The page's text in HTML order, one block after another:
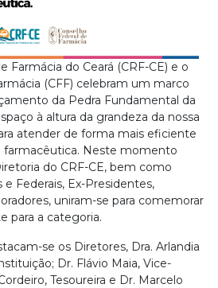
Farmácia do Ceará (CRF-CE) e o
(CFF) celebram um marco
da Pedra Fundamental da
à altura da grandeza da nossa
atender de forma mais eficiente
farmacêutica. Neste momento
do CRF-CE, bem como
Federais, Ex-Presidentes,
uniram-se para comemorar
para a categoria.
se os Diretores, Dra. Arlandia
Dr. Flávio Maia, Vice-
Tesoureira e Dr. Marcelo